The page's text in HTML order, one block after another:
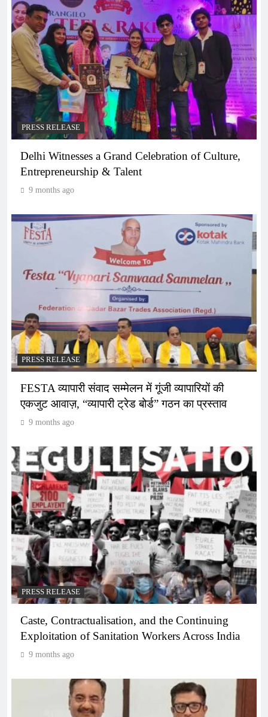
PRESS RELEASE
Delhi Witnesses a Grand Celebration of Culture,
Entrepreneurship & Talent
9 months ago
PRESS RELEASE
FESTA व्यापारी संवाद सम्मेलन में गूंजी व्यापारियों की
एकजुट आवाज़, “व्यापारी ट्रेड बोर्ड” गठन का प्रस्ताव
9 months ago
PRESS RELEASE
Caste, Contractualisation, and the Continuing
Exploitation of Sanitation Workers Across India
9 months ago